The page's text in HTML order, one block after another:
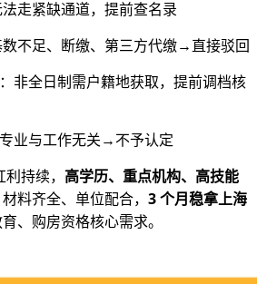
走紧缺通道，提前查名录
数不足、断缴、第三方代缴→直接驳回
非全日制需户籍地获取，提前调档核
业与工作无关→不予认定
持续， 高学历、重点机构、高技能
料齐全、单位配合， 3 个月稳拿上海
、购房资格核心需求。